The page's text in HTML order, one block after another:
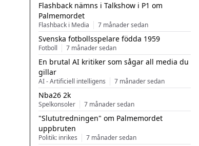
Flashback nämns i Talkshow i P1 om
Palmemordet
Flashback i Media 7 månader sedan
Svenska fotbollsspelare födda 1959
Fotboll 7 månader sedan
En brutal AI kritiker som sågar all media du
gillar
AI - Artificiell intelligens 7 månader sedan
Nba26 2k
Spelkonsoler 7 månader sedan
"Slututredningen" om Palmemordet
uppbruten
Politik: inrikes 7 månader sedan